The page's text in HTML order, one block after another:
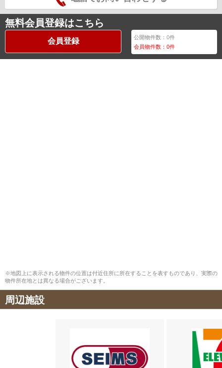
無料会員登録はこちら
会員登録 公開物件数：0件
会員物件数：0件
※地図上に表示される物件の位置は付近住所に所在することを表すものであり、実際の
物件所在地とは異なる場合がございます。
周辺施設